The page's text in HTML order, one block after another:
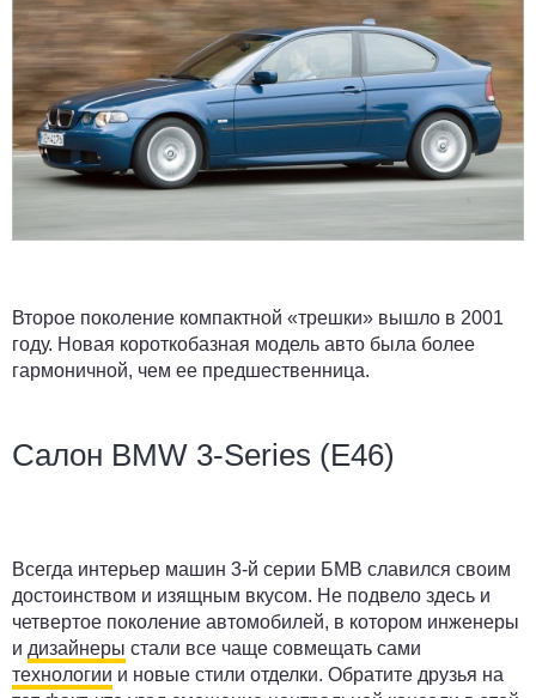
Второе поколение компактной «трешки» вышло в 2001
году. Новая короткобазная модель авто была более
гармоничной, чем ее предшественница.
Салон BMW 3-Series (E46)
Всегда интерьер машин 3-й серии БМВ славился своим
достоинством и изящным вкусом. Не подвело здесь и
четвертое поколение автомобилей, в котором инженеры
и дизайнеры стали все чаще совмещать сами
технологии и новые стили отделки. Обратите друзья на